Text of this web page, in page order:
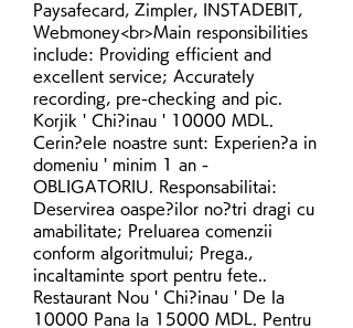
Paysafecard, Zimpler, INSTADEBIT,
Webmoney<br>Main responsibilities
include: Providing efficient and
excellent service; Accurately
recording, pre-checking and pic.
Korjik ' Chi?inau ' 10000 MDL.
Cerin?ele noastre sunt: Experien?a in
domeniu ' minim 1 an -
OBLIGATORIU. Responsabilitai:
Deservirea oaspe?ilor no?tri dragi cu
amabilitate; Preluarea comenzii
conform algoritmului; Prega.,
incaltaminte sport pentru fete..
Restaurant Nou ' Chi?inau ' De la
10000 Pana la 15000 MDL. Pentru